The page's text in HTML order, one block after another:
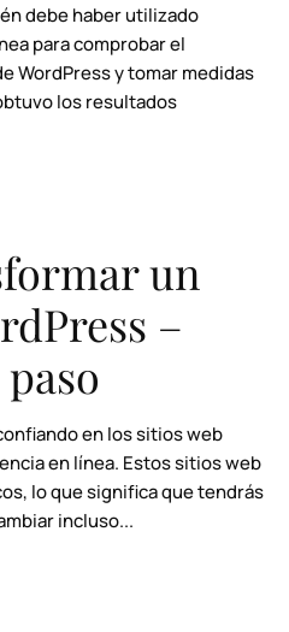
debe haber utilizado
para comprobar el
WordPress y tomar medidas
los resultados
un
–
en los sitios web
en línea. Estos sitios web
lo que significa que tendrás
incluso...